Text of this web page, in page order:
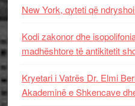
New York, qyteti që
Kodi zakonor dhe
madhështore të antikitetit
Kryetari i Vatrës Dr. Elmi
Akademinë e Shkencave